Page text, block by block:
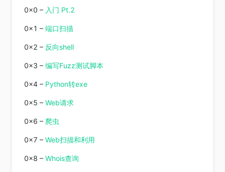
0x0 – 入门 Pt.2
0×1 – 端口扫描
0x2 – 反向shell
0x3 – 编写Fuzz测试脚本
0x4 – Python转exe
0x5 – Web请求
0x6 – 爬虫
0x7 – Web扫描和利用
0x8 – Whois查询